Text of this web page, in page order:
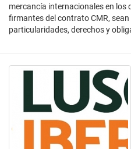
mercancía internacionales en los
firmantes del contrato CMR,
particularidades, derechos y